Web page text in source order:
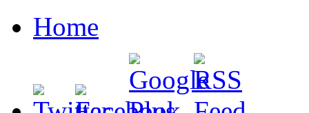
Home